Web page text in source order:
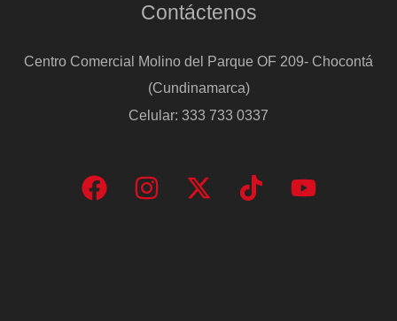
Contáctenos
Centro Comercial Molino del Parque OF 209- Chocontá
(Cundinamarca)
Celular: 333 733 0337